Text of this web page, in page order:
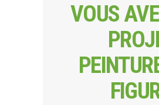
VOUS